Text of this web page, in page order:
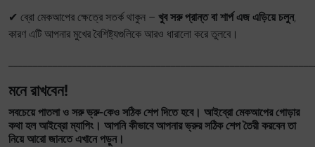
✔ ব্রো মেকআপের ক্ষেত্রে সতর্ক থাকুন – খুব সরু প্রান্ত বা শার্প এজ এড়িয়ে চলুন,
কারণ এটি আপনার মুখের বৈশিষ্ট্যগুলিকে আরও ধারালো করে তুলবে।
মনে রাখবেন!
সবচেয়ে পাতলা ও সরু ভ্রু-কেও সঠিক শেপ দিতে হবে। আইব্রো মেকআপের গোড়ার
কথা হল আইব্রো ম্যাপিং। আপনি কীভাবে আপনার ভ্রুর সঠিক শেপ তৈরী করবেন তা
নিয়ে আরো জানতে এখানে পড়ুন।